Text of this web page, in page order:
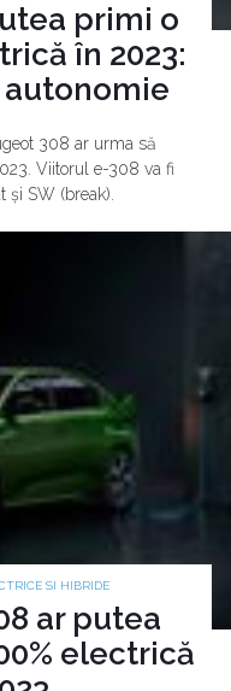
primi o
în 2023:
308 ar urma să
Viitorul e-308 va fi
și SW (break).
SI HIBRIDE
ar putea
electrică